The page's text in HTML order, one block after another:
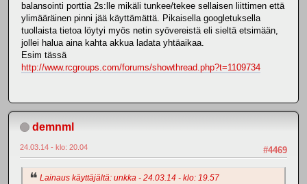
balansointi porttia 2s:lle mikäli tunkee/tekee sellaisen liittimen että
ylimääräinen pinni jää käyttämättä. Pikaisella googletuksella
tuollaista tietoa löytyi myös netin syövereistä eli sieltä etsimään,
jollei halua aina kahta akkua ladata yhtäaikaa.
Esim tässä
http://www.rcgroups.com/forums/showthread.php?t=1109734
demnml
#4469
24.03.14 - klo: 20.04
Lainaus käyttäjältä: unkka - 24.03.14 - klo: 19.57